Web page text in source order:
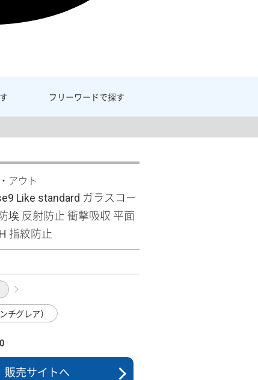
フリーワードで探す
アウト
Like standard ガラスコー
埃 反射防止 衝撃吸収 平面
指紋防止
チグレア）
販売サイトへ